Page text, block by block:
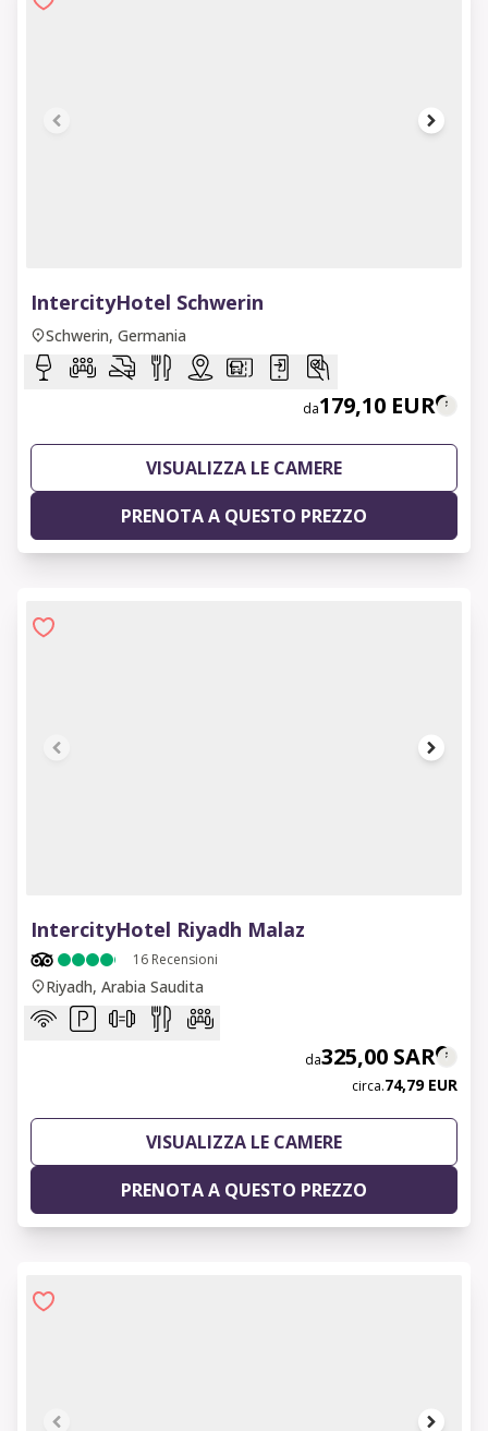
IntercityHotel Schwerin
Schwerin, Germania
da179,10 EUR
VISUALIZZA LE CAMERE
PRENOTA A QUESTO PREZZO
IntercityHotel Riyadh Malaz
16 Recensioni
Riyadh, Arabia Saudita
da325,00 SAR
circa.74,79 EUR
VISUALIZZA LE CAMERE
PRENOTA A QUESTO PREZZO